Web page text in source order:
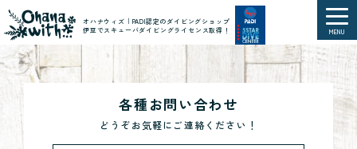
オハナウィズ｜PADI認定のダイビングショップ
伊豆でスキューバダイビングライセンス取得！
MENU
各種お問い合わせ
どうぞお気軽にご連絡ください！